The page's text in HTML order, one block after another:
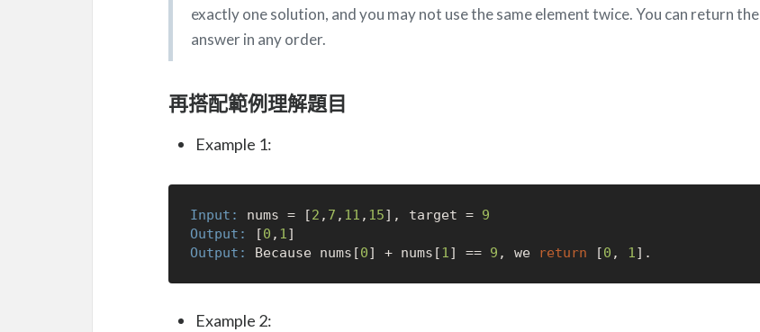
exactly one solution, and you may not use the same element twice. You can return the
answer in any order.
再搭配範例理解題目
Example 1:
Input: nums = [2 , 7 , 11 , 15], target = 9
Output:
[0 , 1
Output:
Because nums[0] + nums[1 ] == 9 , we return [0 , 1
Example 2: